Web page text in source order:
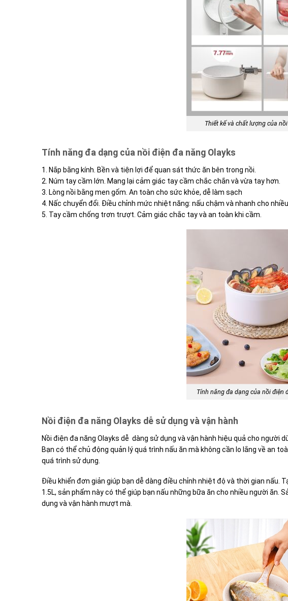
Thiết kế và chất lượng của
Tính năng đa dạng của nồi điện đa năng Olayks
1. Nắp bằng kính. Bền và tiện lợi để quan sát thức ăn bên trong nồi.
2. Núm tay cầm lớn. Mang lại cảm giác tay cầm chắc chắn và vừa tay hơn.
3. Lòng nồi bằng men gốm. An toàn cho sức khỏe, dễ làm sạch
4. Nấc chuyển đổi. Điều chỉnh mức nhiệt năng: nấu chậm và nhanh cho
5. Tay cầm chống trơn trượt. Cảm giác chắc tay và an toàn khi cầm.
Tính năng đa dạng của nồi điện
Nồi điện đa năng Olayks dễ sử dụng và vận hành
Nồi điện đa năng Olayks dễ dàng sử dụng và vận hành hiệu quả cho người
Bạn có thể chủ động quản lý quá trình nấu ăn mà không cần lo lắng về an
quá trình sử dụng.
Điều khiển đơn giản giúp bạn dễ dàng điều chỉnh nhiệt độ và thời gian nấu.
1.5L, sản phẩm này có thể giúp bạn nấu những bữa ăn cho nhiều người
dụng và vận hành mượt mà.